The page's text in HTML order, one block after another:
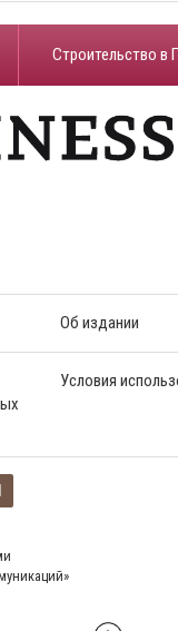
Строительство в
Об издании
Условия